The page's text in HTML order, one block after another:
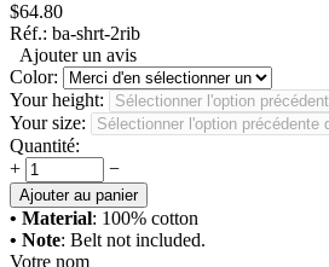
$64.80
Réf.: ba-shrt-2rib
Ajouter un avis
Color:
Your height:
Your size:
Quantité:
+
−
Ajouter au panier
• Material: 100% cotton
• Note: Belt not included.
Votre nom